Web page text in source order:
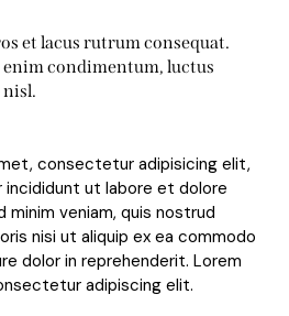
et lacus rutrum consequat.
condimentum, luctus
consectetur adipisicing elit,
ut labore et dolore
minim veniam, quis nostrud
nisi ut aliquip ex ea commodo
dolor in reprehenderit. Lorem
adipiscing elit.